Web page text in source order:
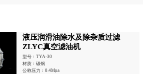
液压润滑油除水及除杂质过滤
ZLYC真空滤油机
型号：TYA-30
材质：碳钢
公称压力：0.4Mpa